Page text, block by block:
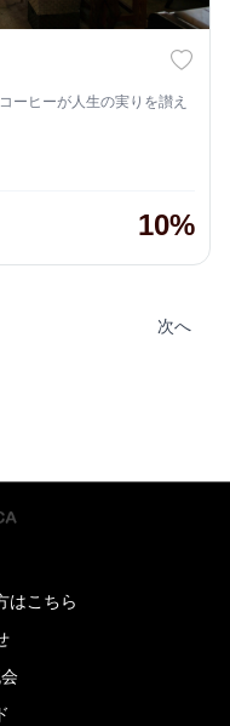
ーヒーが人生の実りを讃え
10%
次へ
はこちら